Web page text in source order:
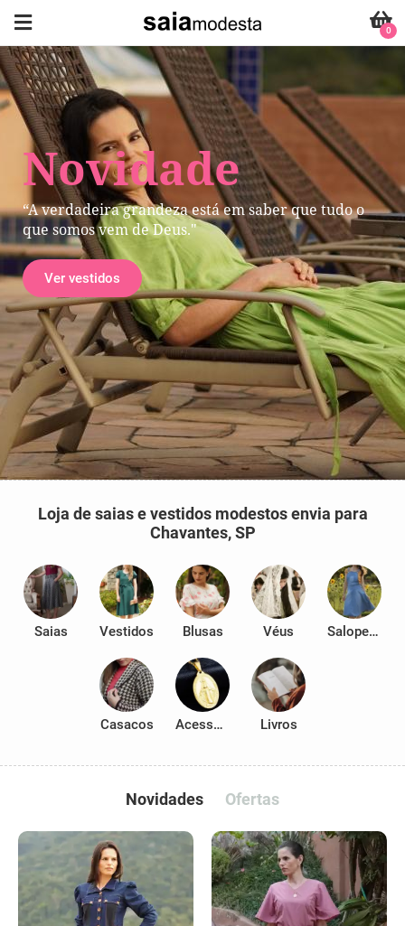
Novidade
“A verdadeira grandeza está em saber que tudo o
que somos vem de Deus."
Ver vestidos
0
Loja de saias e vestidos modestos envia para
Chavantes, SP
Saias Vestidos Blusas Véus Salopetes
Casacos Acessórios Livros
Novidades Ofertas